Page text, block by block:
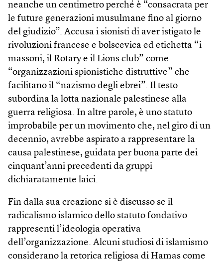
neanche un centimetro perché è “consacrata per
le future generazioni musulmane fino al giorno
del giudizio”. Accusa i sionisti di aver istigato le
rivoluzioni francese e bolscevica ed etichetta “i
massoni, il Rotary e il Lions club” come
“organizzazioni spionistiche distruttive” che
facilitano il “nazismo degli ebrei”. Il testo
subordina la lotta nazionale palestinese alla
guerra religiosa. In altre parole, è uno statuto
improbabile per un movimento che, nel giro di un
decennio, avrebbe aspirato a rappresentare la
causa palestinese, guidata per buona parte dei
cinquant’anni precedenti da gruppi
dichiaratamente laici.
Fin dalla sua creazione si è discusso se il
radicalismo islamico dello statuto fondativo
rappresenti l’ideologia operativa
dell’organizzazione. Alcuni studiosi di islamismo
considerano la retorica religiosa di Hamas come